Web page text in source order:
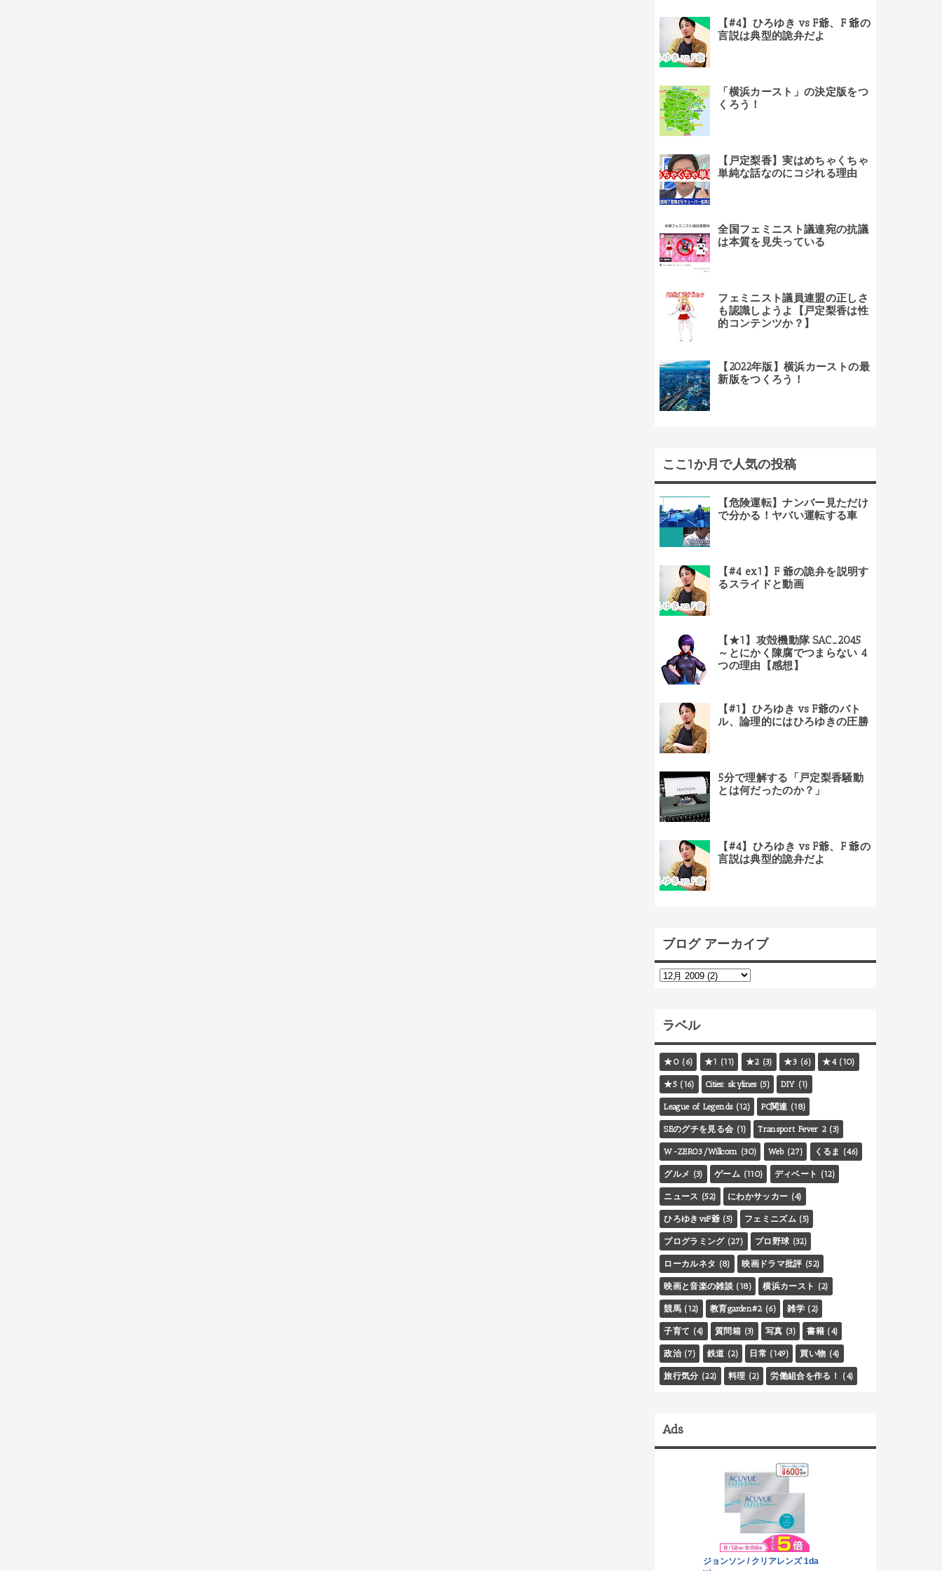
【#4】ひろゆき vs F爺、F 爺の
言説は典型的詭弁だよ
「横浜カースト」の決定版をつ
くろう！
【戸定梨香】実はめちゃくちゃ
単純な話なのにコジれる理由
全国フェミニスト議連宛の抗議
は本質を見失っている
フェミニスト議員連盟の正しさ
も認識しようよ【戸定梨香は性
的コンテンツか？】
【2022年版】横浜カーストの最
新版をつくろう！
ここ1か月で人気の投稿
【危険運転】ナンバー見ただけ
で分かる！ヤバい運転する車
【#4 ex1】F 爺の詭弁を説明す
るスライドと動画
【★1】攻殻機動隊 SAC_2045
～とにかく陳腐でつまらない 4
つの理由【感想】
【#1】ひろゆき vs F爺のバト
ル、論理的にはひろゆきの圧勝
5分で理解する「戸定梨香騒動
とは何だったのか？」
【#4】ひろゆき vs F爺、F 爺の
言説は典型的詭弁だよ
ブログ アーカイブ
ラベル
★0 (6) ★1 (11) ★2 (3) ★3 (6) ★4 (10)
★5 (16) Cities: skylines (5) DIY (1)
League of Legends (12) PC関連 (18)
SEのグチを見る会 (1) Transport Fever 2 (3)
W-ZERO3/Willcom (30) Web (27) くるま (46)
グルメ (3) ゲーム (110) ディベート (12)
ニュース (52) にわかサッカー (4)
ひろゆきvsF爺 (5) フェミニズム (5)
プログラミング (27) プロ野球 (32)
ローカルネタ (8) 映画ドラマ批評 (52)
映画と音楽の雑談 (18) 横浜カースト (2)
競馬 (12) 教育garden#2 (6) 雑学 (2)
子育て (4) 質問箱 (3) 写真 (3) 書籍 (4)
政治 (7) 鉄道 (2) 日常 (149) 買い物 (4)
旅行気分 (22) 料理 (2) 労働組合を作る！ (4)
Ads